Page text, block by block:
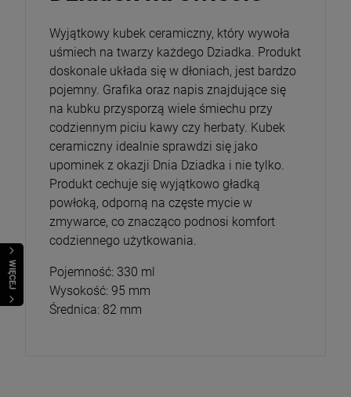
Magnesy religijne Kardynał Stefan
26,00 zł
Opakowanie
DO KOSZYKA
WIĘCEJ
Wyjątkowy kubek ceramiczny, który wywoła
uśmiech na twarzy każdego Dziadka. Produkt
doskonale układa się w dłoniach, jest bardzo
pojemny. Grafika oraz napis znajdujące się
na kubku przysporzą wiele śmiechu przy
codziennym piciu kawy czy herbaty. Kubek
ceramiczny idealnie sprawdzi się jako
upominek z okazji Dnia Dziadka i nie tylko.
Produkt cechuje się wyjątkowo gładką
powłoką, odporną na częste mycie w
zmywarce, co znacząco podnosi komfort
codziennego użytkowania.
Pojemność: 330 ml
Wysokość: 95 mm
Średnica: 82 mm